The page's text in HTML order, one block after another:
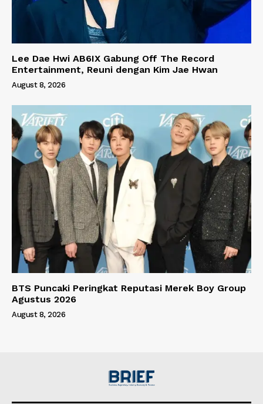
Lee Dae Hwi AB6IX Gabung Off The Record
Entertainment, Reuni dengan Kim Jae Hwan
August 8, 2026
BTS Puncaki Peringkat Reputasi Merek Boy Group
Agustus 2026
August 8, 2026